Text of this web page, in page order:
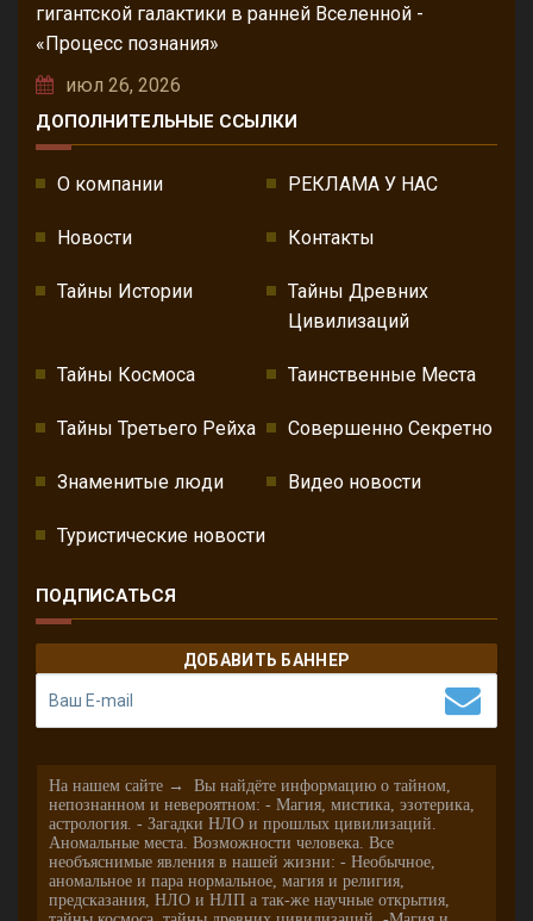
гигантской галактики в ранней Вселенной -
«Процесс познания»
июл 26, 2026
ДОПОЛНИТЕЛЬНЫЕ ССЫЛКИ
О компании РЕКЛАМА У НАС
Новости Контакты
Тайны Истории
Тайны Древних
Цивилизаций
Тайны Космоса Таинственные Места
Тайны Третьего Рейха Совершенно Секретно
Знаменитые люди Видео новости
Туристические новости
ПОДПИСАТЬСЯ
ДОБАВИТЬ БАННЕР
На нашем сайте → Вы найдёте информацию о тайном,
непознанном и невероятном: - Магия, мистика, эзотерика,
астрология. - Загадки НЛО и прошлых цивилизаций.
Аномальные места. Возможности человека. Все
необъяснимые явления в нашей жизни: - Необычное,
аномальное и пара нормальное, магия и религия,
предсказания, НЛО и НЛП а так-же научные открытия,